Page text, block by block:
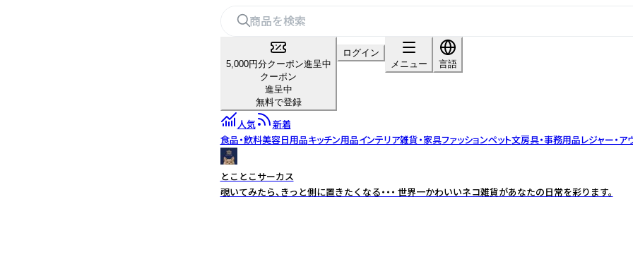
5,000円分クーポン進呈中
クーポン
進呈中
無料で登録
ログイン
メニュー
言語
人気
新着
食品・飲料美容日用品キッチン用品インテリア雑貨・家具ファッションペット文房具・事務用品レジャー・ア
とことこサーカス
覗いてみたら、きっと側に置きたくなる・・・ 世界一かわいいネコ雑貨があなたの日常を彩ります。